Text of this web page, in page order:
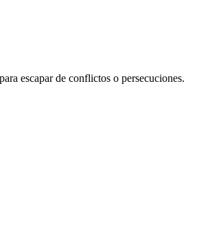
escapar de conflictos o persecuciones.